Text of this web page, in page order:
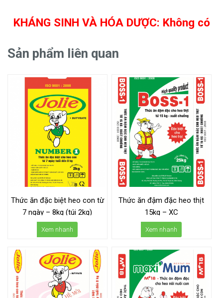
KHÁNG SINH VÀ HÓA DƯỢC: Không có
Sản phẩm liên quan
Thức ăn đặc biệt heo con từ
7 ngày – 8kg (túi 2kg)
Xem nhanh
Thức ăn đậm đặc heo thịt
15kg – XC
Xem nhanh